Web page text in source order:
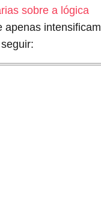
sobre a lógica
apenas intensificam